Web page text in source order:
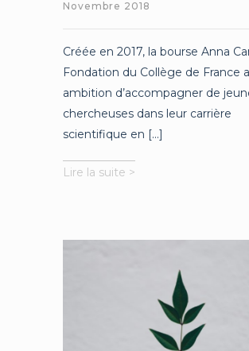
Novembre 2018
Créée en 2017, la bourse Anna
Fondation du Collège de France
ambition d’accompagner de
chercheuses dans leur carrière
scientifique en [...]
Lire la suite >
XIVe
origines
moderne